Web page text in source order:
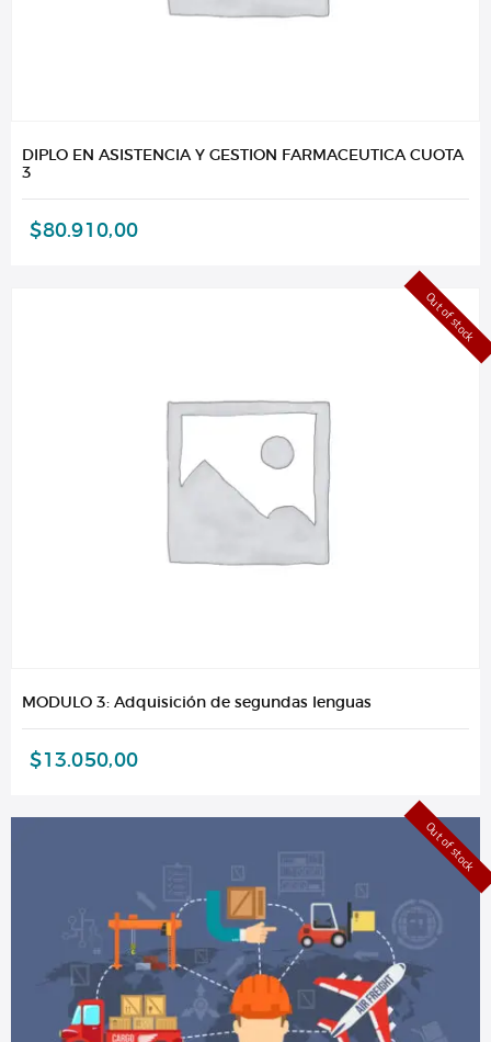
DIPLO EN ASISTENCIA Y GESTION FARMACEUTICA CUOTA
3
$80.910,00
Out of stock
MODULO 3: Adquisición de segundas lenguas
$13.050,00
Out of stock